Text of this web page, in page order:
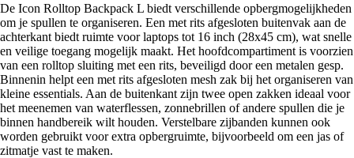
De Icon Rolltop Backpack L biedt verschillende opbergmogelijkheden
om je spullen te organiseren. Een met rits afgesloten buitenvak aan de
achterkant biedt ruimte voor laptops tot 16 inch (28x45 cm), wat snelle
en veilige toegang mogelijk maakt. Het hoofdcompartiment is voorzien
van een rolltop sluiting met een rits, beveiligd door een metalen gesp.
Binnenin helpt een met rits afgesloten mesh zak bij het organiseren van
kleine essentials. Aan de buitenkant zijn twee open zakken ideaal voor
het meenemen van waterflessen, zonnebrillen of andere spullen die je
binnen handbereik wilt houden. Verstelbare zijbanden kunnen ook
worden gebruikt voor extra opbergruimte, bijvoorbeeld om een jas of
zitmatje vast te maken.